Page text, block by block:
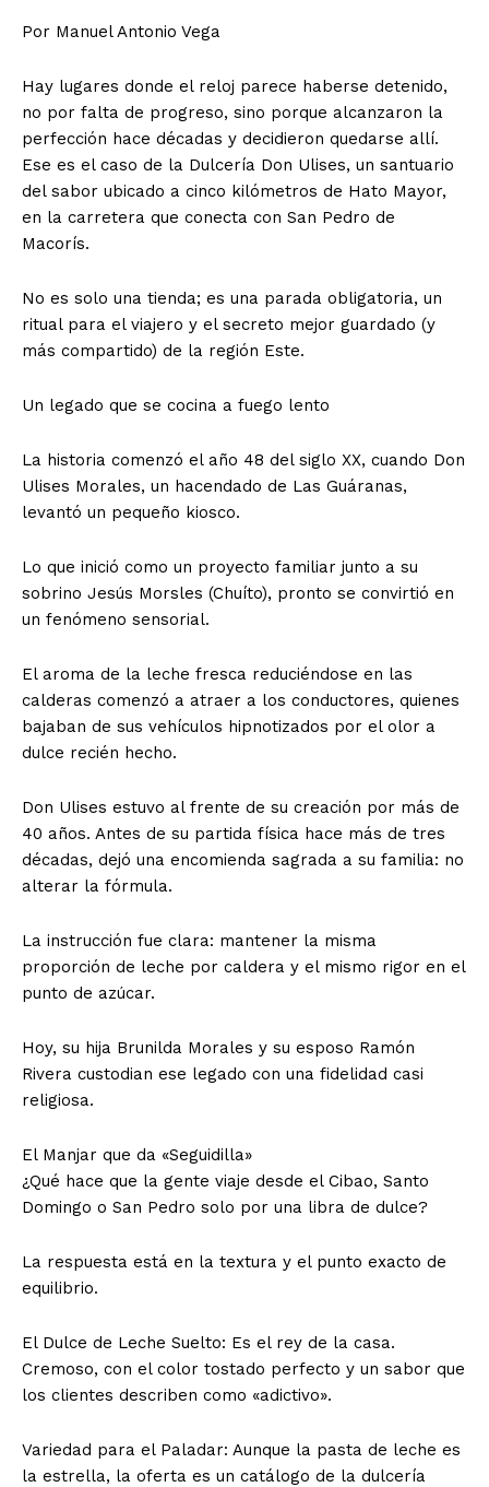
Por Manuel Antonio Vega
Hay lugares donde el reloj parece haberse detenido,
no por falta de progreso, sino porque alcanzaron la
perfección hace décadas y decidieron quedarse allí.
Ese es el caso de la Dulcería Don Ulises, un santuario
del sabor ubicado a cinco kilómetros de Hato Mayor,
en la carretera que conecta con San Pedro de
Macorís.
No es solo una tienda; es una parada obligatoria, un
ritual para el viajero y el secreto mejor guardado (y
más compartido) de la región Este.
Un legado que se cocina a fuego lento
La historia comenzó el año 48 del siglo XX, cuando Don
Ulises Morales, un hacendado de Las Guáranas,
levantó un pequeño kiosco.
Lo que inició como un proyecto familiar junto a su
sobrino Jesús Morsles (Chuíto), pronto se convirtió en
un fenómeno sensorial.
El aroma de la leche fresca reduciéndose en las
calderas comenzó a atraer a los conductores, quienes
bajaban de sus vehículos hipnotizados por el olor a
dulce recién hecho.
Don Ulises estuvo al frente de su creación por más de
40 años. Antes de su partida física hace más de tres
décadas, dejó una encomienda sagrada a su familia: no
alterar la fórmula.
La instrucción fue clara: mantener la misma
proporción de leche por caldera y el mismo rigor en el
punto de azúcar.
Hoy, su hija Brunilda Morales y su esposo Ramón
Rivera custodian ese legado con una fidelidad casi
religiosa.
El Manjar que da «Seguidilla»
¿Qué hace que la gente viaje desde el Cibao, Santo
Domingo o San Pedro solo por una libra de dulce?
La respuesta está en la textura y el punto exacto de
equilibrio.
El Dulce de Leche Suelto: Es el rey de la casa.
Cremoso, con el color tostado perfecto y un sabor que
los clientes describen como «adictivo».
Variedad para el Paladar: Aunque la pasta de leche es
la estrella, la oferta es un catálogo de la dulcería